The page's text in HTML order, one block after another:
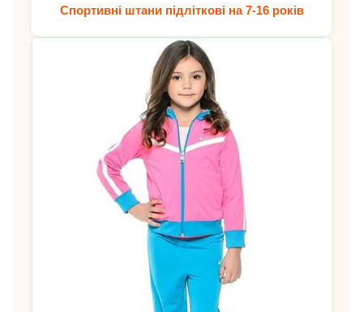
Спортивні штани підліткові на 7-16 років